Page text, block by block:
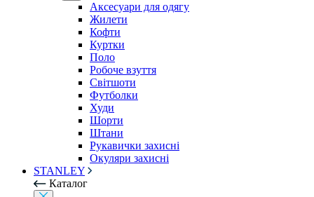
Аксесуари для одягу
Жилети
Кофти
Куртки
Поло
Робоче взуття
Світшоти
Футболки
Худи
Шорти
Штани
Рукавички захисні
Окуляри захисні
STANLEY
Каталог